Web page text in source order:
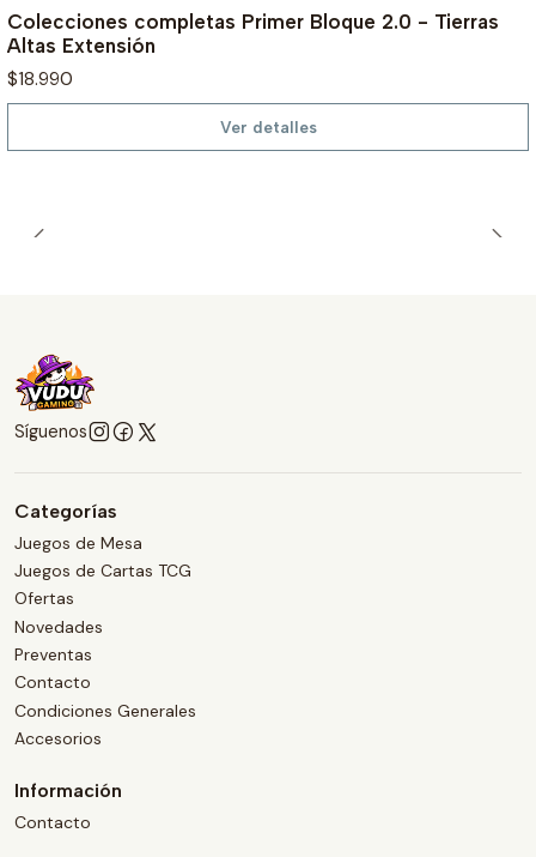
Colecciones completas Primer Bloque 2.0 - Tierras
Altas Extensión
$18.990
Ver detalles
Síguenos
Categorías
Juegos de Mesa
Juegos de Cartas TCG
Ofertas
Novedades
Preventas
Contacto
Condiciones Generales
Accesorios
Información
Contacto